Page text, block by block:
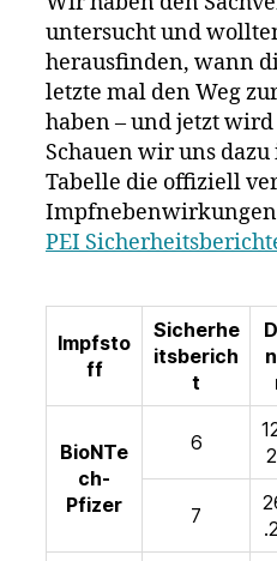
untersucht und
herausfinden, wann
letzte mal den Weg
haben – und jetzt
Schauen wir uns
Tabelle die offiziell
PEI
Impfsto
ff
Sicherhe
itsberich
t
BioNTe
ch-
Pfizer
6
7